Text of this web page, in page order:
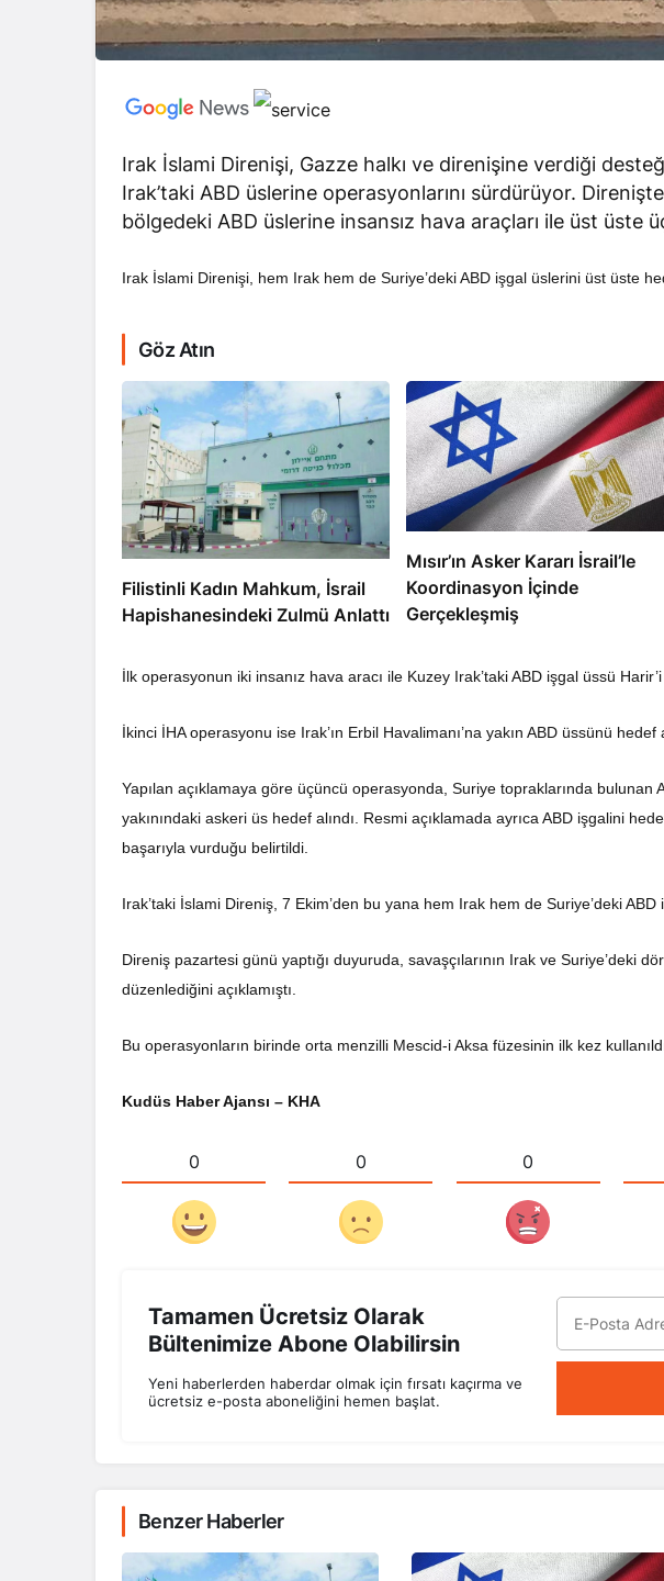
Irak İslami Direnişi, Gazze halkı ve direnişine verdiği
Irak’taki ABD üslerine operasyonlarını sürdürüyor.
bölgedeki ABD üslerine insansız hava araçları ile üst üste
Irak İslami Direnişi, hem Irak hem de Suriye’deki ABD işgal üslerini üst üste
Göz Atın
Filistinli Kadın Mahkum, İsrail
Hapishanesindeki Zulmü Anlattı
Mısır’ın Asker Kararı İsrail’le
Koordinasyon İçinde
Gerçekleşmiş
İlk operasyonun iki insanız hava aracı ile Kuzey Irak’taki ABD işgal üssü Harir’i
İkinci İHA operasyonu ise Irak’ın Erbil Havalimanı’na yakın ABD üssünü hedef
Yapılan açıklamaya göre üçüncü operasyonda, Suriye topraklarında bulunan
yakınındaki askeri üs hedef alındı. Resmi açıklamada ayrıca ABD işgalini
başarıyla vurduğu belirtildi.
Irak’taki İslami Direniş, 7 Ekim’den bu yana hem Irak hem de Suriye’deki
Direniş pazartesi günü yaptığı duyuruda, savaşçılarının Irak ve Suriye’deki
düzenlediğini açıklamıştı.
Bu operasyonların birinde orta menzilli Mescid-i Aksa füzesinin ilk kez
Kudüs Haber Ajansı – KHA
0 0 0
Tamamen Ücretsiz Olarak
Bültenimize Abone Olabilirsin
Yeni haberlerden haberdar olmak için fırsatı kaçırma ve
ücretsiz e-posta aboneliğini hemen başlat.
Benzer Haberler
Dahlan, Normalleşme Sonrası
Abbas’ı Devirmeye mi Çalışıyor?